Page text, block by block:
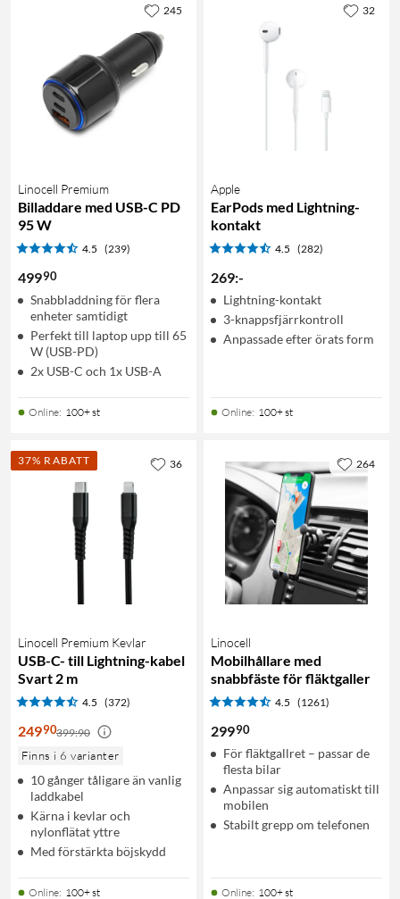
Linocell Premium
Billaddare med USB-C PD
95 W
4.5 (239)
49990
Snabbladdning för flera
enheter samtidigt
Perfekt till laptop upp till 65
W (USB-PD)
2x USB-C och 1x USB-A
Online: 100+ st
245
Apple
EarPods med Lightning-
kontakt
4.5 (282)
269:-
Lightning-kontakt
3-knappsfjärrkontroll
Anpassade efter örats form
Online: 100+ st
32
37% RABATT
Linocell Premium Kevlar
USB-C- till Lightning-kabel
Svart 2 m
4.5 (372)
24990399:90
Finns i 6 varianter
10 gånger tåligare än vanlig
laddkabel
Kärna i kevlar och
nylonflätat yttre
Med förstärkta böjskydd
Online: 100+ st
36
Linocell
Mobilhållare med
snabbfäste för fläktgaller
4.5 (1261)
29990
För fläktgallret – passar de
flesta bilar
Anpassar sig automatiskt till
mobilen
Stabilt grepp om telefonen
Online: 100+ st
264